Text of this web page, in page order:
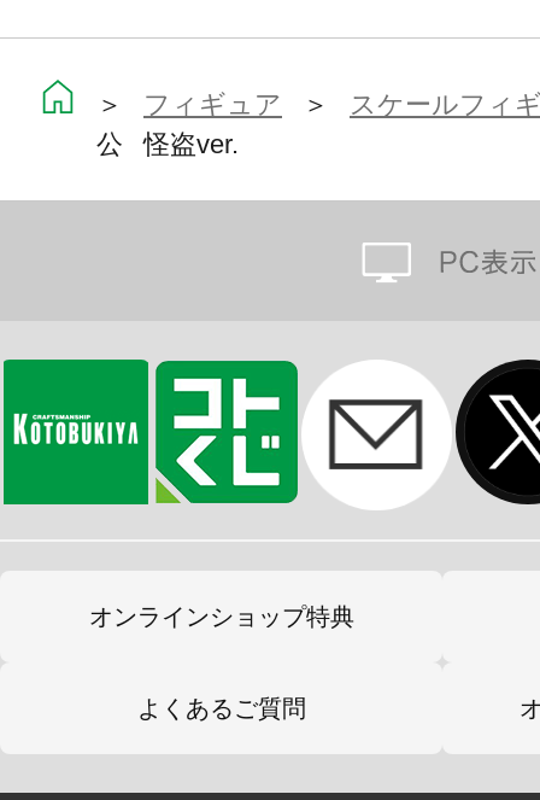
お手に取ってお確かめ下さい。
※本製品は再生産品です。
※画像は試作品です。実際の商品と
＞ フィギュア ＞
スケールフィ
公 怪盗ver.
オンラインショップ特典
よくあるご質問